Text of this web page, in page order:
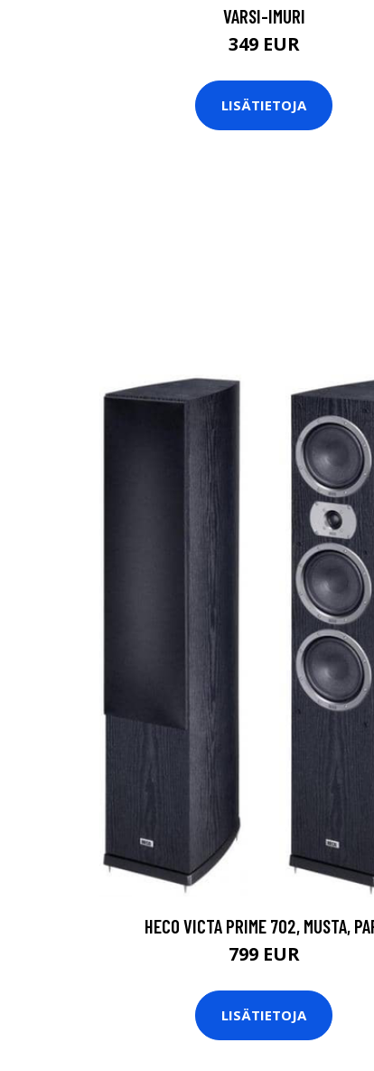
VARSI-IMURI
349 EUR
LISÄTIETOJA
HECO VICTA PRIME 702, MUSTA,
799 EUR
LISÄTIETOJA